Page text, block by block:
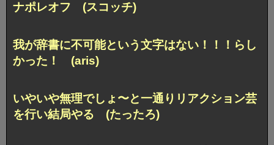
ナポレオフ (スコッチ)
我が辞書に不可能という文字はない！！！らし
かった！ (aris)
いやいや無理でしょ〜と一通りリアクション芸
を行い結局やる (たったろ)